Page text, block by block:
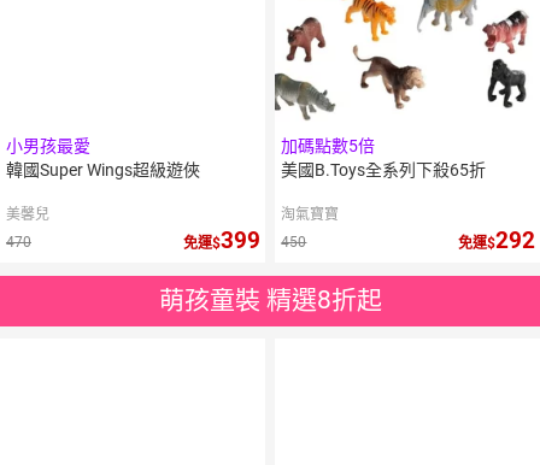
小男孩最愛
韓國Super Wings超級遊俠
美馨兒
470
免運 399
加碼點數5倍
美國B.Toys全系列下殺65折
淘氣寶寶
450
免運 292
萌孩童裝 精選8折起